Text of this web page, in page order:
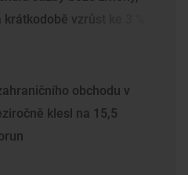
vzrůst ke 3 %
obchodu v
klesl na 15,5